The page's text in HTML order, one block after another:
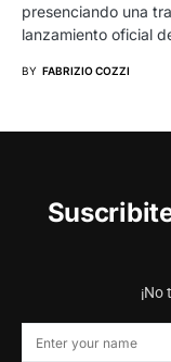
presenciando una
lanzamiento oficial
BY FABRIZIO COZZI